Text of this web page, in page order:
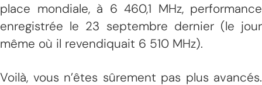
place mondiale, à 6 460,1 MHz, performance
enregistrée le 23 septembre dernier (le jour
même où il revendiquait 6 510 MHz).
Voilà, vous n’êtes sûrement pas plus avancés.